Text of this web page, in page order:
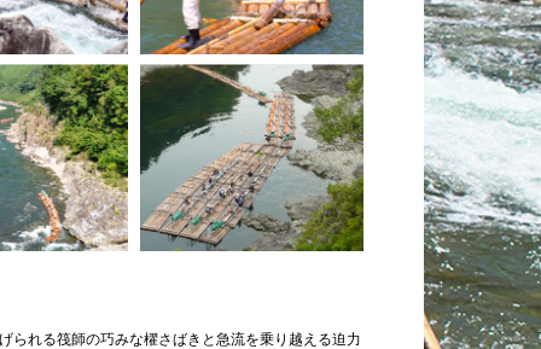
られる筏師の巧みな櫂さばきと急流を乗り越える迫力